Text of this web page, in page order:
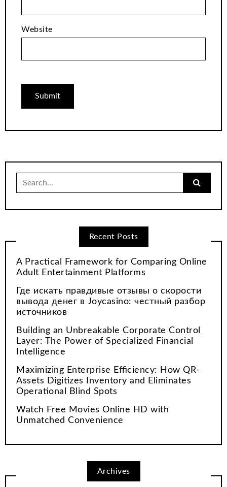
Website
Search
for:
Recent Posts
A Practical Framework for Comparing Online
Adult Entertainment Platforms
Где искать правдивые отзывы о скорости
вывода денег в Joycasino: честный разбор
источников
Building an Unbreakable Corporate Control
Layer: The Power of Specialized Financial
Intelligence
Maximizing Enterprise Efficiency: How QR-
Assets Digitizes Inventory and Eliminates
Operational Blind Spots
Watch Free Movies Online HD with
Unmatched Convenience
Archives